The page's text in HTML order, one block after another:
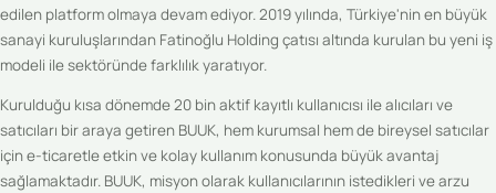
edilen platform olmaya devam ediyor. 2019 yılında, Türkiye'nin en büyük
sanayi kuruluşlarından Fatinoğlu Holding çatısı altında kurulan bu yeni iş
modeli ile sektöründe farklılık yaratıyor.
Kurulduğu kısa dönemde 20 bin aktif kayıtlı kullanıcısı ile alıcıları ve
satıcıları bir araya getiren BUUK, hem kurumsal hem de bireysel satıcılar
için e-ticaretle etkin ve kolay kullanım konusunda büyük avantaj
sağlamaktadır. BUUK, misyon olarak kullanıcılarının istedikleri ve arzu